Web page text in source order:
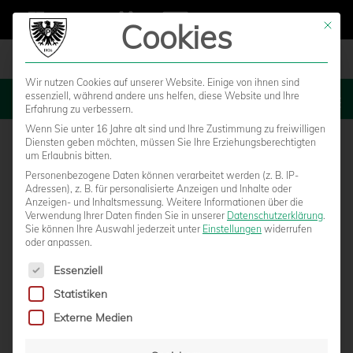
MENU
YOUNGSTARS: U17 TRIUMPHIERT – U19
Mit
Cookies
Wir nutzen Cookies auf unserer Website. Einige von ihnen sind
essenziell, während andere uns helfen, diese Website und Ihre
Erfahrung zu verbessern.
Wenn Sie unter 16 Jahre alt sind und Ihre Zustimmung zu freiwilligen
Diensten geben möchten, müssen Sie Ihre Erziehungsberechtigten
um Erlaubnis bitten.
Personenbezogene Daten können verarbeitet werden (z. B. IP-
Adressen), z. B. für personalisierte Anzeigen und Inhalte oder
Anzeigen- und Inhaltsmessung. Weitere Informationen über die
Verwendung Ihrer Daten finden Sie in unserer Datenschutzerklärung.
Sie können Ihre Auswahl jederzeit unter Einstellungen widerrufen
oder anpassen.
Es folgt eine Liste der Service-Gruppen, für die eine
Essenziell
Statistiken
Externe Medien